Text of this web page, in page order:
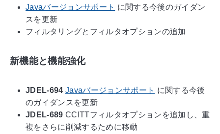
Javaバージョンサポート に関する今後のガイダン
スを更新
フィルタリングとフィルタオプションの追加
新機能と機能強化
JDEL-694 Javaバージョンサポート に関する今後
のガイダンスを更新
JDEL-689 CCITTフィルタオプションを追加し、重
複をさらに削減するために移動